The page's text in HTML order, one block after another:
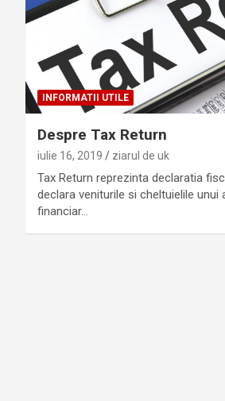
INFORMATII UTILE
Despre Tax Return
iulie 16, 2019 ziarul de uk
Tax Return reprezinta declaratia
declara veniturile si cheltuielile unui
financiar…